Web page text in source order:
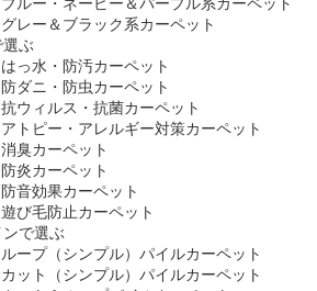
グレー＆ブラック系カーペット
ぶ
はっ水・防汚カーペット
防ダニ・防虫カーペット
抗ウィルス・抗菌カーペット
アトピー・アレルギー対策カーペット
消臭カーペット
防炎カーペット
防音効果カーペット
遊び毛防止カーペット
で選ぶ
ループ（シンプル）パイルカーペット
カット（シンプル）パイルカーペット